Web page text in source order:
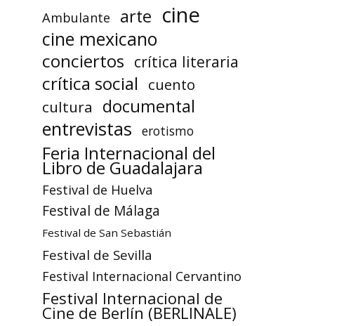
Ambulante arte cine
cine mexicano
conciertos crítica literaria
crítica social
cuento
cultura
documental
entrevistas erotismo
Feria Internacional del
Libro de Guadalajara
Festival de Huelva
Festival de Málaga
Festival de San Sebastián
Festival de Sevilla
Festival Internacional Cervantino
Festival Internacional de
Cine de Berlín (BERLINALE)